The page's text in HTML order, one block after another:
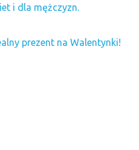
i dla mężczyzn.
prezent na Walentynki!